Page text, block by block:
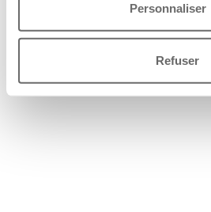
Personnaliser
Refuser